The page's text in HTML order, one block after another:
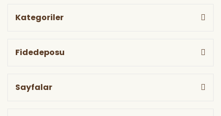
Kategoriler
Fidedeposu
Sayfalar